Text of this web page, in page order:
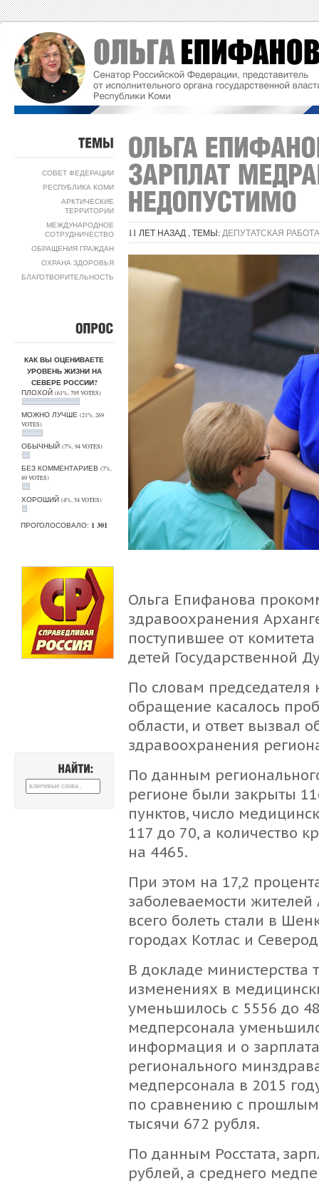
СОВЕТ ФЕДЕРАЦИИ
РЕСПУБЛИКА КОМИ
АРКТИЧЕСКИЕ
ТЕРРИТОРИИ
МЕЖДУНАРОДНОЕ
СОТРУДНИЧЕСТВО
ОБРАЩЕНИЯ ГРАЖДАН
ОХРАНА ЗДОРОВЬЯ
БЛАГОТВОРИТЕЛЬНОСТЬ
КАК ВЫ ОЦЕНИВАЕТЕ
УРОВЕНЬ ЖИЗНИ НА
СЕВЕРЕ РОССИИ?
ПЛОХОЙ (61%, 795 VOTES)
МОЖНО ЛУЧШЕ (21%, 269
VOTES)
ОБЫЧНЫЙ (7%, 94 VOTES)
БЕЗ КОММЕНТАРИЕВ (7%,
89 VOTES)
ХОРОШИЙ (4%, 54 VOTES)
ПРОГОЛОСОВАЛО: 1 301
11 ЛЕТ НАЗАД , ТЕМЫ: ДЕПУТАТСКАЯ РАБОТА
Ольга Епифанова
здравоохранения
поступившее от
детей Государственной
По словам председателя
обращение касалось
области, и ответ вызвал
здравоохранения
По данным
регионе были закрыты
пунктов, число
117 до 70, а количество
на 4465.
При этом на 17,2
заболеваемости
всего болеть стали в
городах Котлас и
В докладе министерства
изменениях в
уменьшилось с 5556 до
медперсонала
информация и о
регионального
медперсонала в 2015
по сравнению с
тысячи 672 рубля.
По данным Росстата,
рублей, а среднего